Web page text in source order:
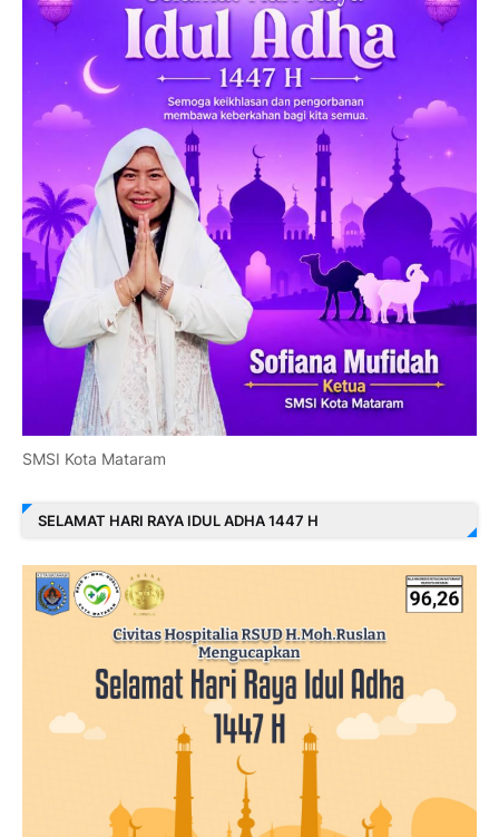
SMSI Kota Mataram
SELAMAT HARI RAYA IDUL ADHA 1447 H